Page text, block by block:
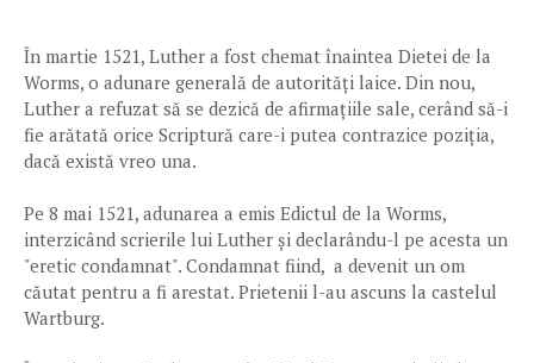
În martie 1521, Luther a fost chemat înaintea Dietei de la
Worms, o adunare generală de autorități laice. Din nou,
Luther a refuzat să se dezică de afirmațiile sale, cerând să-i
fie arătată orice Scriptură care-i putea contrazice poziția,
dacă există vreo una.
Pe 8 mai 1521, adunarea a emis Edictul de la Worms,
interzicând scrierile lui Luther și declarându-l pe acesta un
"eretic condamnat". Condamnat fiind, a devenit un om
căutat pentru a fi arestat. Prietenii l-au ascuns la castelul
Wartburg.